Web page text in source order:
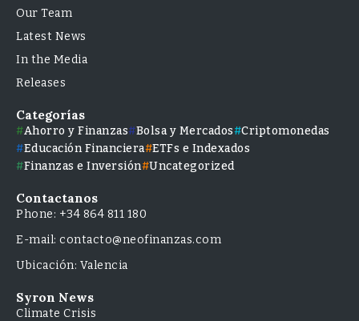
Our Team
Latest News
In the Media
Releases
Categorías
Ahorro y Finanzas Bolsa y Mercados
Criptomonedas
Educación Financiera ETFs e Indexados
Finanzas e Inversión Uncategorized
Contactanos
Phone: +34 864 811 180
E-mail: contacto@neofinanzas.com
Ubicación: Valencia
Syron News
Climate Crisis